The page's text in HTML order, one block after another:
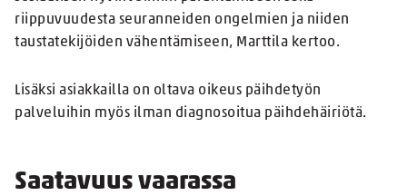
riippuvuudesta seuranneiden ongelmien ja niiden
taustatekijöiden vähentämiseen, Marttila kertoo.
Lisäksi asiakkailla on oltava oikeus päihdetyön
palveluihin myös ilman diagnosoitua päihdehäiriötä.
Saatavuus vaarassa